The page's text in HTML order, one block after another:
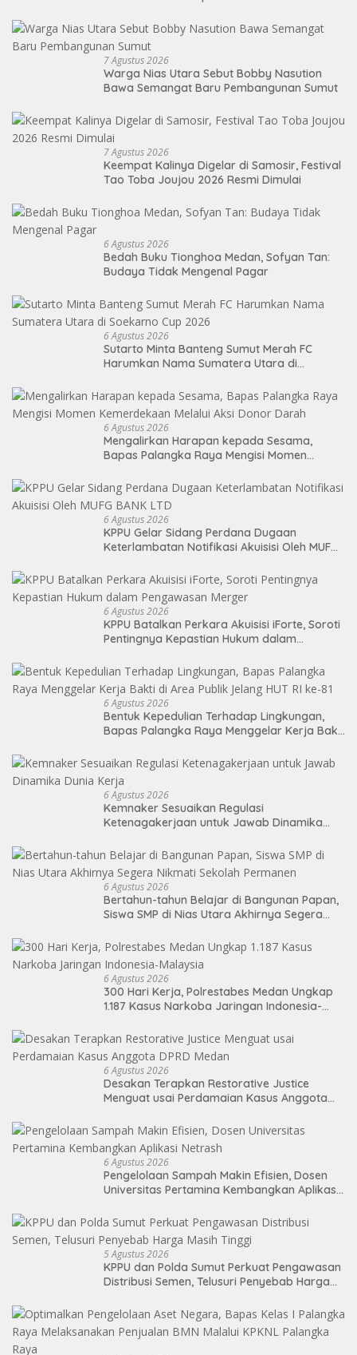
7 Agustus 2026
Warga Nias Utara Sebut Bobby Nasution
Bawa Semangat Baru Pembangunan Sumut
7 Agustus 2026
Keempat Kalinya Digelar di Samosir, Festival
Tao Toba Joujou 2026 Resmi Dimulai
6 Agustus 2026
Bedah Buku Tionghoa Medan, Sofyan Tan:
Budaya Tidak Mengenal Pagar
6 Agustus 2026
Sutarto Minta Banteng Sumut Merah FC
Harumkan Nama Sumatera Utara di
6 Agustus 2026
Mengalirkan Harapan kepada Sesama,
Bapas Palangka Raya Mengisi Momen
6 Agustus 2026
KPPU Gelar Sidang Perdana Dugaan
Keterlambatan Notifikasi Akuisisi Oleh MUFG
6 Agustus 2026
KPPU Batalkan Perkara Akuisisi iForte, Soroti
Pentingnya Kepastian Hukum dalam
6 Agustus 2026
Bentuk Kepedulian Terhadap Lingkungan,
Bapas Palangka Raya Menggelar Kerja Bakti
6 Agustus 2026
Kemnaker Sesuaikan Regulasi
Ketenagakerjaan untuk Jawab Dinamika
6 Agustus 2026
Bertahun-tahun Belajar di Bangunan Papan,
Siswa SMP di Nias Utara Akhirnya Segera
6 Agustus 2026
300 Hari Kerja, Polrestabes Medan Ungkap
1.187 Kasus Narkoba Jaringan Indonesia-
6 Agustus 2026
Desakan Terapkan Restorative Justice
Menguat usai Perdamaian Kasus Anggota
6 Agustus 2026
Pengelolaan Sampah Makin Efisien, Dosen
Universitas Pertamina Kembangkan Aplikasi
5 Agustus 2026
KPPU dan Polda Sumut Perkuat Pengawasan
Distribusi Semen, Telusuri Penyebab Harga